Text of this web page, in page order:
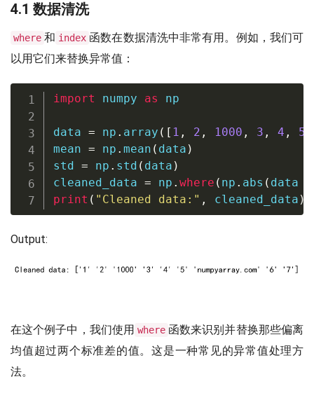
4.1 数据清洗
where 和 index 函数在数据清洗中非常有用。例如，我们可
以用它们来替换异常值：
import numpy as np
data = np . array ( [ 1 , 2 , 1000 , 3 , 4 , 5
mean = np . mean ( data )
std = np . std ( data )
cleaned_data = np . where ( np . abs ( data
print ( "Cleaned data:" , cleaned_data )
Output:
在这个例子中，我们使用 where 函数来识别并替换那些偏离
均值超过两个标准差的值。这是一种常见的异常值处理方
法。